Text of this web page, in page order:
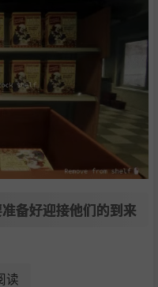
备好迎接他们的到来
读